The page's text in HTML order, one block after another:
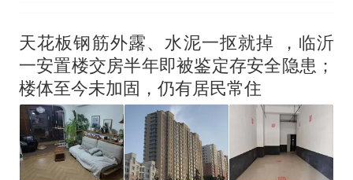
天花板钢筋外露、水泥一抠就掉 ，临沂
一安置楼交房半年即被鉴定存安全隐患；
楼体至今未加固，仍有居民常住